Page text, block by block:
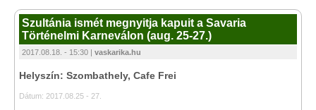
Szultánia ismét megnyitja kapuit a Savaria
Történelmi Karneválon (aug. 25-27.)
2017.08.18. - 15:30 | vaskarika.hu
Helyszín: Szombathely, Cafe Frei
Dátum: 2017.08.25 - 27.